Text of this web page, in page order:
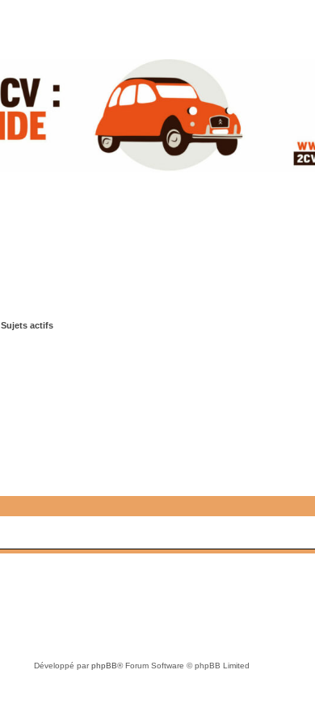
Sujets actifs
Développé parphpBB® Forum Software © phpBB Limited